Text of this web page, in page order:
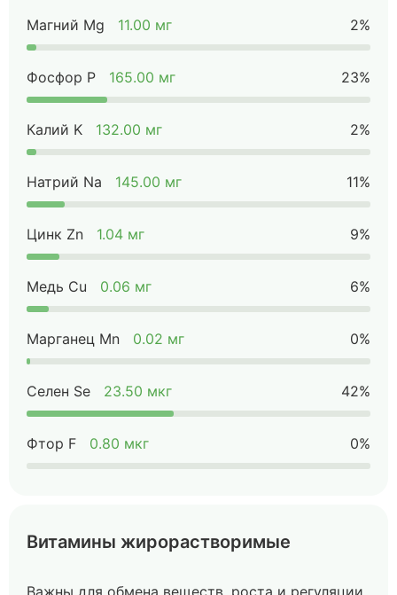
Магний Mg 11.00 мг 2%
Фосфор P 165.00 мг 23%
Калий K 132.00 мг 2%
Натрий Na 145.00 мг 11%
Цинк Zn 1.04 мг 9%
Медь Cu 0.06 мг 6%
Марганец Mn 0.02 мг 0%
Селен Se 23.50 мкг 42%
Фтор F 0.80 мкг 0%
Витамины жирорастворимые
Важны для обмена веществ, роста и регуляции